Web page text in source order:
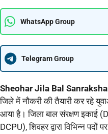
WhatsApp Group
Telegram Group
Sheohar Jila Bal
जिले में नौकरी की तैयारी कर रहे
आया है। जिला बाल संरक्षण
DCPU), शिवहर द्वारा विभिन्न